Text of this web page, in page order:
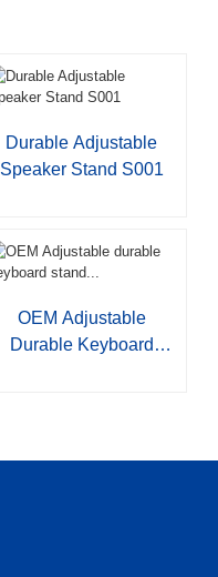
Durable Adjustable
Speaker Stand S001
OEM Adjustable
Durable Keyboard